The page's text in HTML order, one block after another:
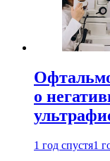
о
1 год спустя1